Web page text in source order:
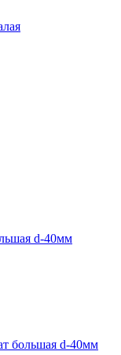
d-40мм
большая d-40мм